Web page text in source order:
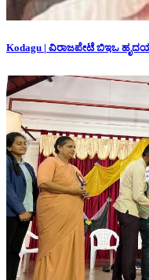
Kodagu | ವಿರಾಜಪೇಟೆ ಬಿಇಒ